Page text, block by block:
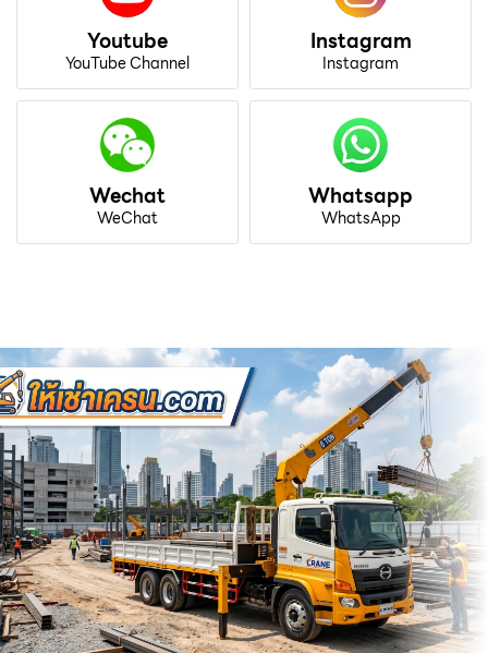
Youtube
YouTube Channel
Instagram
Instagram
Wechat
WeChat
Whatsapp
WhatsApp